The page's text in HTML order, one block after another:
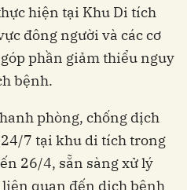
hiện tại Khu Di tích
đông người và các cơ
phần giảm thiểu nguy
bệnh.
phòng, chống dịch
7 tại khu di tích trong
26/4, sẵn sàng xử lý
quan đến dịch bệnh